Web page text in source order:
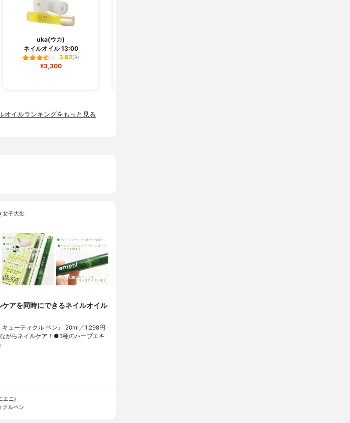
uka(ウカ)
ネイルオイル 13:00
3.92(8)
¥3,300
オイルランキングをもっと見る
女子大生
アを同時にできるネイルオイル
キューティクル ペン』 20ml／1,298円
がらネイルケア！●3種のハーブエキ
エニ)
クルペン